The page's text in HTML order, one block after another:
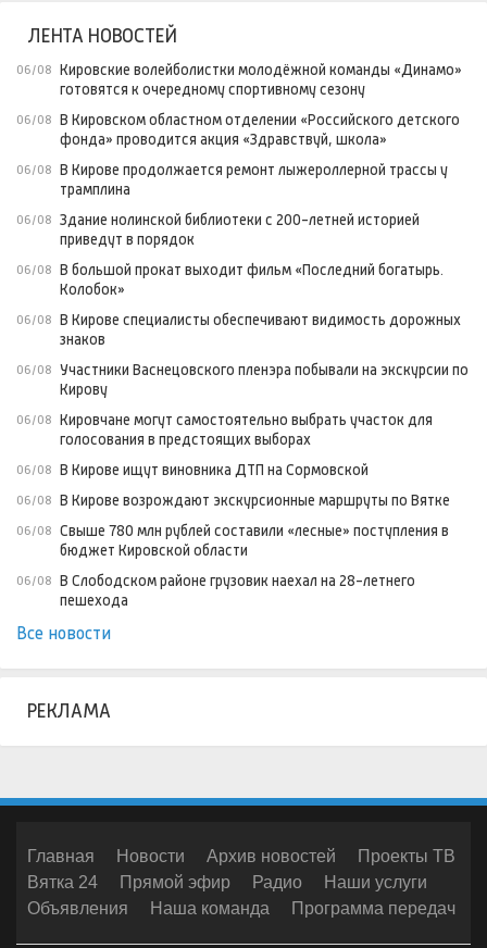
ЛЕНТА НОВОСТЕЙ
06/08 Кировские волейболистки молодёжной команды «Динамо»
готовятся к очередному спортивному сезону
06/08 В Кировском областном отделении «Российского детского
фонда» проводится акция «Здравствуй, школа»
06/08 В Кирове продолжается ремонт лыжероллерной трассы у
трамплина
06/08 Здание нолинской библиотеки с 200-летней историей
приведут в порядок
06/08 В большой прокат выходит фильм «Последний богатырь.
Колобок»
06/08 В Кирове специалисты обеспечивают видимость дорожных
знаков
06/08 Участники Васнецовского пленэра побывали на экскурсии по
Кирову
06/08 Кировчане могут самостоятельно выбрать участок для
голосования в предстоящих выборах
06/08 В Кирове ищут виновника ДТП на Сормовской
06/08 В Кирове возрождают экскурсионные маршруты по Вятке
06/08 Свыше 780 млн рублей составили «лесные» поступления в
бюджет Кировской области
06/08 В Слободском районе грузовик наехал на 28-летнего
пешехода
Все новости
РЕКЛАМА
Главная Новости Архив новостей
Проекты ТВ
Вятка 24
Прямой эфир Радио
Наши услуги
Объявления
Наша команда Программа передач